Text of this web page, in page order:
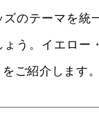
のテーマを統
ょう。イエロー
ご紹介します。